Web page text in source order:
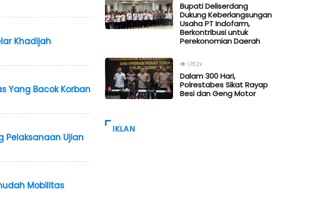
Khadijah
Yang Bacok Korban
Pelaksanaan Ujian
Mobilitas
Bupati Deliserdang
Dukung Keberlangsungan
Usaha PT Indofarm,
Berkontribusi untuk
Perekonomian Daerah
1,162x
Dalam 300 Hari,
Polrestabes Sikat Rayap
Besi dan Geng Motor
IKLAN